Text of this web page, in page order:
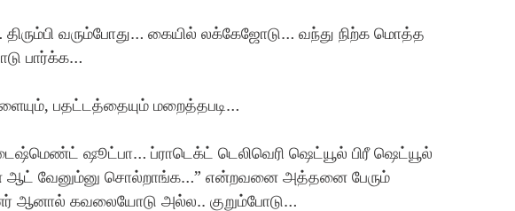
வரும்போது… கையில் லக்கேஜோடு… வந்து நிற்க மொத்த
பார்க்க…
பதட்டத்தையும் மறைத்தபடி…
ஷூட்பா… ப்ராடெக்ட் டெலிவெரி ஷெட்யூல் பிரீ ஷெட்யூல்
ஆட் வேனும்னு சொல்றாங்க…” என்றவனை அத்தனை பேரும்
ஆனால் கவலையோடு அல்ல.. குறும்போடு…